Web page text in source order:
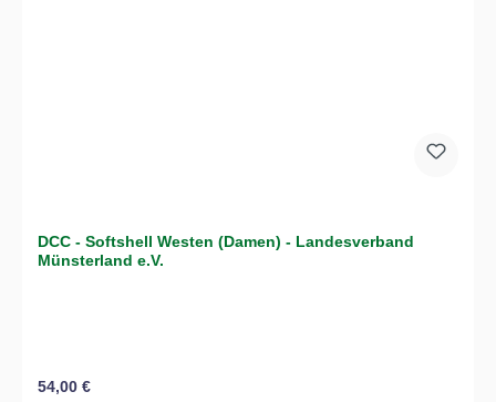
DCC - Softshell Westen (Damen) - Landesverband
Münsterland e.V.
Regulärer Preis:
54,00 €